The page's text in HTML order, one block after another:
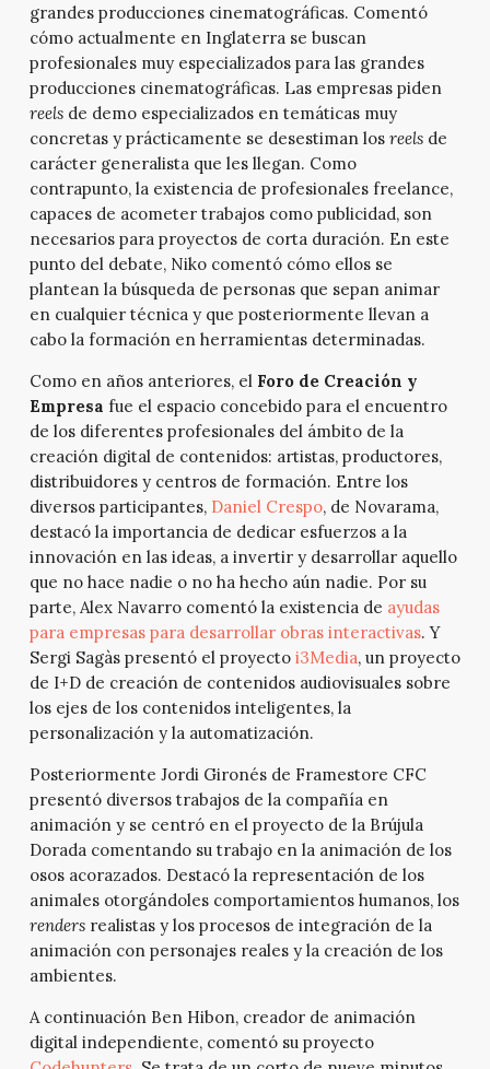
grandes producciones cinematográficas. Comentó
cómo actualmente en Inglaterra se buscan
profesionales muy especializados para las grandes
producciones cinematográficas. Las empresas piden
reelsde demo especializados en temáticas muy
concretas y prácticamente se desestiman los reelsde
carácter generalista que les llegan. Como
contrapunto, la existencia de profesionales freelance,
capaces de acometer trabajos como publicidad, son
necesarios para proyectos de corta duración. En este
punto del debate, Niko comentó cómo ellos se
plantean la búsqueda de personas que sepan animar
en cualquier técnica y que posteriormente llevan a
cabo la formación en herramientas determinadas.
Como en años anteriores, el Foro de Creación y
Empresa fue el espacio concebido para el encuentro
de los diferentes profesionales del ámbito de la
creación digital de contenidos: artistas, productores,
distribuidores y centros de formación. Entre los
diversos participantes, Daniel Crespo, de Novarama,
destacó la importancia de dedicar esfuerzos a la
innovación en las ideas, a invertir y desarrollar aquello
que no hace nadie o no ha hecho aún nadie. Por su
parte, Alex Navarro comentó la existencia de ayudas
para empresas para desarrollar obras interactivas. Y
Sergi Sagàs presentó el proyecto i3Media, un proyecto
de I+D de creación de contenidos audiovisuales sobre
los ejes de los contenidos inteligentes, la
personalización y la automatización.
Posteriormente Jordi Gironés de Framestore CFC
presentó diversos trabajos de la compañía en
animación y se centró en el proyecto de la Brújula
Dorada comentando su trabajo en la animación de los
osos acorazados. Destacó la representación de los
animales otorgándoles comportamientos humanos, los
rendersrealistas y los procesos de integración de la
animación con personajes reales y la creación de los
ambientes.
A continuación Ben Hibon, creador de animación
digital independiente, comentó su proyecto